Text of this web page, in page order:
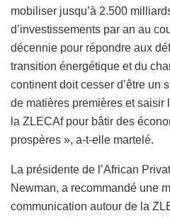
mobiliser jusqu’à 2.500
d’investissements par an au
décennie pour répondre aux
transition énergétique et du
continent doit cesser d’être un
de matières premières et saisir
la ZLECAf pour bâtir des
prospères », a-t-elle martelé.
La présidente de l’African
Newman, a recommandé une
communication autour de la